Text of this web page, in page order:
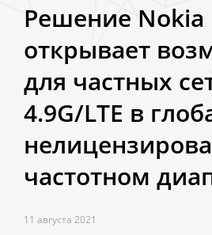
Решение Nokia
открывает
для частных
4.9G/LTE в
частотном
11 августа 2021